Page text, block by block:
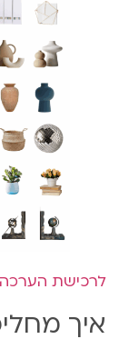
לרכישת הערכה
איך